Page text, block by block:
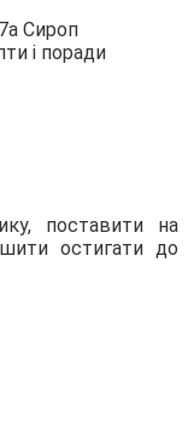
поставити на
остигати до